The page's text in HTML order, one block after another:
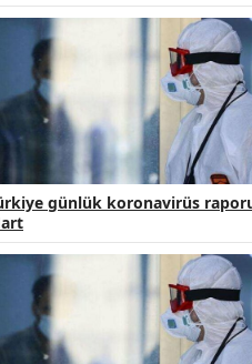
günlük koronavirüs